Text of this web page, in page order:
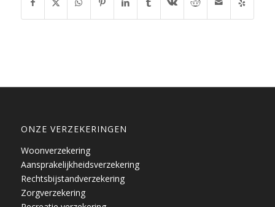
ONZE VERZEKERINGEN
Woonverzekering
Aansprakelijkheidsverzekering
Rechtsbijstandverzekering
Zorgverzekering